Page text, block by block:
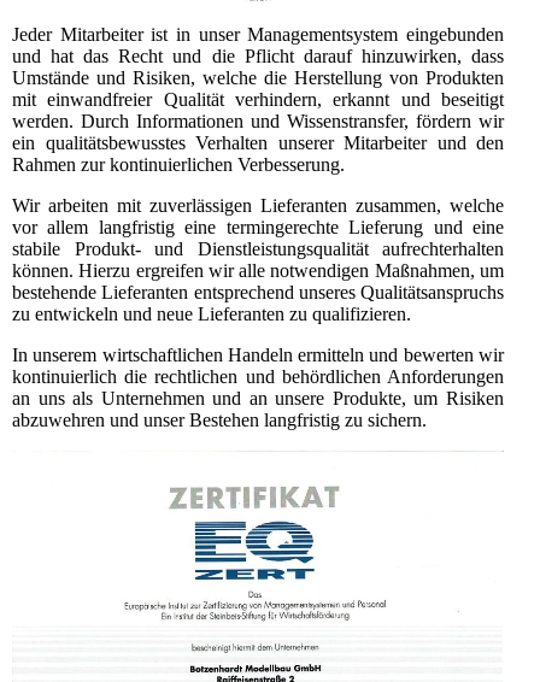
Jeder Mitarbeiter ist in unser Managementsystem eingebunden
und hat das Recht und die Pflicht darauf hinzuwirken, dass
Umstände und Risiken, welche die Herstellung von Produkten
mit einwandfreier Qualität verhindern, erkannt und beseitigt
werden. Durch Informationen und Wissenstransfer, fördern wir
ein qualitätsbewusstes Verhalten unserer Mitarbeiter und den
Rahmen zur kontinuierlichen Verbesserung.
Wir arbeiten mit zuverlässigen Lieferanten zusammen, welche
vor allem langfristig eine termingerechte Lieferung und eine
stabile Produkt- und Dienstleistungsqualität aufrechterhalten
können. Hierzu ergreifen wir alle notwendigen Maßnahmen, um
bestehende Lieferanten entsprechend unseres Qualitätsanspruchs
zu entwickeln und neue Lieferanten zu qualifizieren.
In unserem wirtschaftlichen Handeln ermitteln und bewerten wir
kontinuierlich die rechtlichen und behördlichen Anforderungen
an uns als Unternehmen und an unsere Produkte, um Risiken
abzuwehren und unser Bestehen langfristig zu sichern.